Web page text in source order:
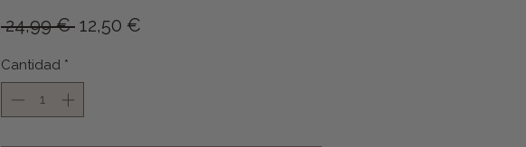
24,99 € Precio
12,50 €
Cantidad *